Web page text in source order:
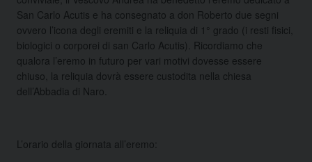
San Carlo Acutis e ha consegnato a don Roberto due segni
ovvero l’icona degli eremiti e la reliquia di 1° grado (i resti fisici,
biologici o corporei di san Carlo Acutis). Ricordiamo che
qualora l’eremo in futuro per vari motivi dovesse essere
chiuso, la reliquia dovrà essere custodita nella chiesa
dell’Abbadia di Naro.
L’orario della giornata all’eremo: